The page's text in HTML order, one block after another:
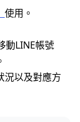
使用。
動LINE帳號
況以及對應方